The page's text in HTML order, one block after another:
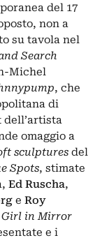
del 17
non a
su tavola nel
Search
Michel
, che
di
dell’artista
omaggio a
sculptures del
Spots, stimate
Ed Ruscha,
e Roy
Girl in Mirror
e i